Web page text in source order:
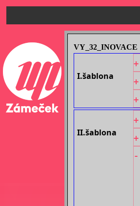
VY_32_INOVACE
I.šablona
+
+
+
II.šablona
+
+
-